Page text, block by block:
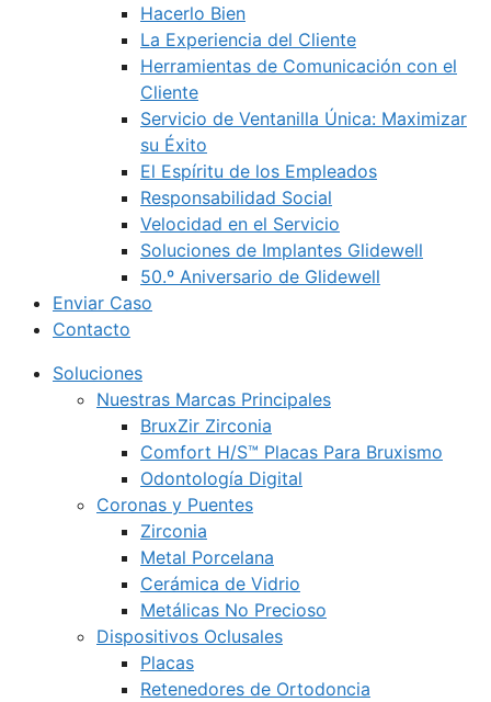
Hacerlo Bien
La Experiencia del Cliente
Herramientas de Comunicación con el
Cliente
Servicio de Ventanilla Única: Maximizar
su Éxito
El Espíritu de los Empleados
Responsabilidad Social
Velocidad en el Servicio
Soluciones de Implantes Glidewell
50.º Aniversario de Glidewell
Enviar Caso
Contacto
Soluciones
Nuestras Marcas Principales
BruxZir Zirconia
Comfort H/S™ Placas Para Bruxismo
Odontología Digital
Coronas y Puentes
Zirconia
Metal Porcelana
Cerámica de Vidrio
Metálicas No Precioso
Dispositivos Oclusales
Placas
Retenedores de Ortodoncia